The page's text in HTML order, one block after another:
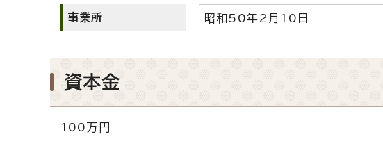
事業所 昭和50年2月10日
資本金
100万円